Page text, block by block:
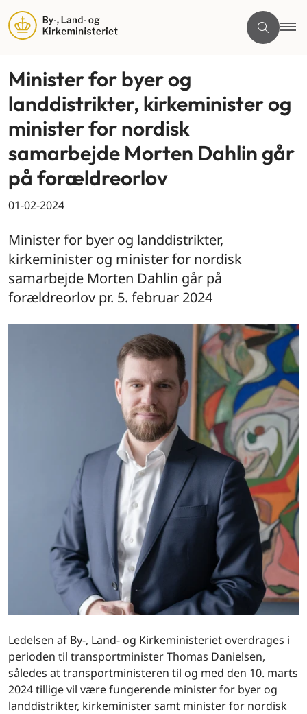
Minister for byer og
landdistrikter, kirkeminister og
minister for nordisk
samarbejde Morten Dahlin går
på forældreorlov
01-02-2024
Minister for byer og landdistrikter,
kirkeminister og minister for nordisk
samarbejde Morten Dahlin går på
forældreorlov pr. 5. februar 2024
Ledelsen af By-, Land- og Kirkeministeriet overdrages i
perioden til transportminister Thomas Danielsen,
således at transportministeren til og med den 10. marts
2024 tillige vil være fungerende minister for byer og
landdistrikter, kirkeminister samt minister for nordisk